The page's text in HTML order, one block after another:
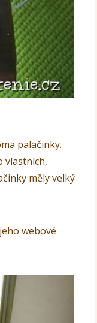
palačinky.
vlastních,
měly velký
webové